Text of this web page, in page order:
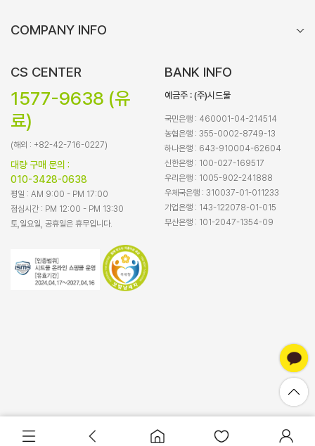
장바구니담기
COMPANY INFO
CS CENTER
1577-9638 (유
료)
(해외 : +82-42-716-0227)
대량 구매 문의 :
010-3428-0638
평일 : AM 9:00 - PM 17:00
점심시간 : PM 12:00 - PM 13:30
토,일요일, 공휴일은 휴무입니다.
BANK INFO
예금주 : (주)시드물
국민은행 : 460001-04-214514
농협은행 : 355-0002-8749-13
하나은행 : 643-910004-62604
신한은행 : 100-027-169517
우리은행 : 1005-902-241888
우체국은행 : 310037-01-011233
기업은행 : 143-122078-01-015
부산은행 : 101-2047-1354-09